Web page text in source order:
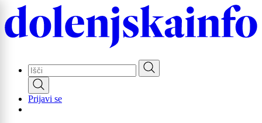
Skip
to
main
content
Prijavi se